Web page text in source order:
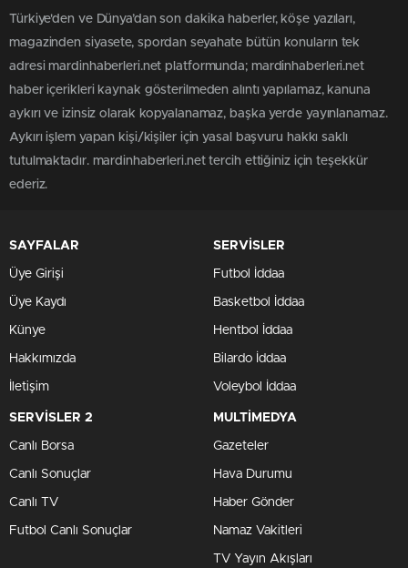
Türkiye'den ve Dünya’dan son dakika haberler, köşe yazıları,
magazinden siyasete, spordan seyahate bütün konuların tek
adresi mardinhaberleri.net platformunda; mardinhaberleri.net
haber içerikleri kaynak gösterilmeden alıntı yapılamaz, kanuna
aykırı ve izinsiz olarak kopyalanamaz, başka yerde yayınlanamaz.
Aykırı işlem yapan kişi/kişiler için yasal başvuru hakkı saklı
tutulmaktadır. mardinhaberleri.net tercih ettiğiniz için teşekkür
ederiz.
SAYFALAR
Üye Girişi
Üye Kaydı
Künye
Hakkımızda
İletişim
SERVİSLER
Futbol İddaa
Basketbol İddaa
Hentbol İddaa
Bilardo İddaa
Voleybol İddaa
SERVİSLER 2
Canlı Borsa
Canlı Sonuçlar
Canlı TV
Futbol Canlı Sonuçlar
MULTİMEDYA
Gazeteler
Hava Durumu
Haber Gönder
Namaz Vakitleri
TV Yayın Akışları